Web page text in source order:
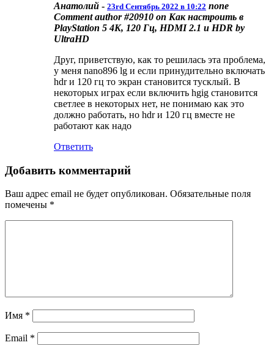
Анатолий - 23rd Сентябрь 2022 в 10:22 none
Comment author #20910 on Как настроить в
PlayStation 5 4K, 120 Гц, HDMI 2.1 и HDR by
UltraHD
Друг, приветствую, как то решилась эта проблема,
у меня nano896 lg и если принудительно включать
hdr и 120 гц то экран становится тусклый. В
некоторых играх если включить hgig становится
светлее в некоторых нет, не понимаю как это
должно работать, но hdr и 120 гц вместе не
работают как надо
Ответить
Добавить комментарий
Ваш адрес email не будет опубликован. Обязательные поля
помечены *
Имя *
Email *